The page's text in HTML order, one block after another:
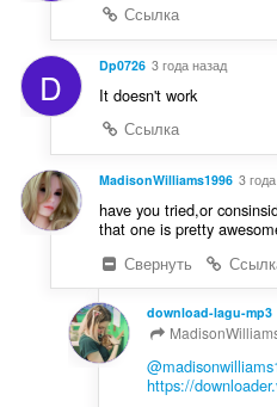
Ссылка
D Dp0726 3 года назад
It doesn't work
Ссылка
MadisonWilliams1996 3
have you tried,or
that one is pretty
Свернуть
download-lagu-mp3
https://